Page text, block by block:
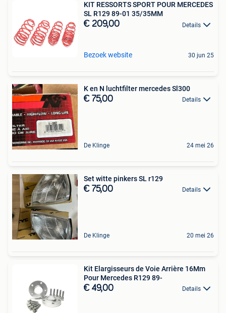
KIT RESSORTS SPORT POUR MERCEDES
SL R129 89-01 35/35MM
€ 209,00 Details
Bezoek website 30 jun 25
K en N luchtfilter mercedes Sl300
€ 75,00 Details
De Klinge 24 mei 26
Set witte pinkers SL r129
€ 75,00 Details
De Klinge 20 mei 26
Kit Elargisseurs de Voie Arrière 16Mm
Pour Mercedes R129 89-
€ 49,00 Details